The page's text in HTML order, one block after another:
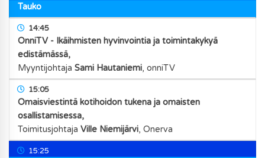
Tauko
14:45
OnniTV - Ikäihmisten hyvinvointia ja toimintakykyä
edistämässä,
MyyntijohtajaSami Hautaniemi,onniTV
15:05
Omaisviestintä kotihoidon tukena ja omaisten
osallistamisessa,
ToimitusjohtajaVille Niemijärvi,Onerva
15:25